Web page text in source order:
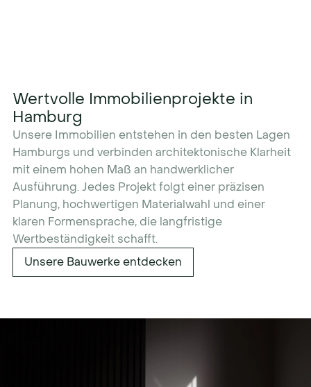
Wertvolle Immobilienprojekte in
Hamburg
Unsere Immobilien entstehen in den besten Lagen
Hamburgs und verbinden architektonische Klarheit
mit einem hohen Maß an handwerklicher
Ausführung. Jedes Projekt folgt einer präzisen
Planung, hochwertigen Materialwahl und einer
klaren Formensprache, die langfristige
Wertbeständigkeit schafft.
Unsere Bauwerke entdecken